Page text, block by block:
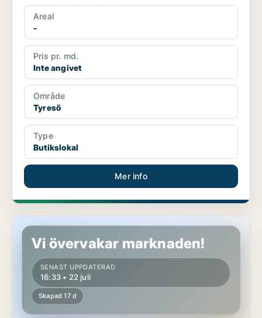
Areal
-
Pris pr. md.
Inte angivet
Område
Tyresö
Type
Butikslokal
Mer info
Butikslokal på Södermalm
Vi övervakar marknaden!
SENAST UPPDATERAD
16:33 • 22 juli
Skapad 17 d